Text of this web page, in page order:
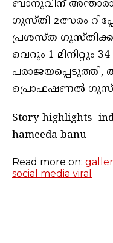
ബാനുവിന്
ഗുസ്തി മത്സരം
പ്രശസ്ത
വെറും 1
പ്രൊഫഷണൽ
Story highlights-
hameeda banu
Read more on:
social media viral